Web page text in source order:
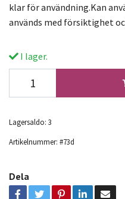
klar för användning.Kan
används med försiktighet
I lager.
Lagersaldo: 3
Artikelnummer: #73d
Dela